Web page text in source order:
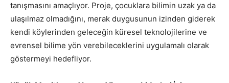
tanışmasını amaçlıyor. Proje, çocuklara bilimin uzak ya da
ulaşılmaz olmadığını, merak duygusunun izinden giderek
kendi köylerinden geleceğin küresel teknolojilerine ve
evrensel bilime yön verebileceklerini uygulamalı olarak
göstermeyi hedefliyor.